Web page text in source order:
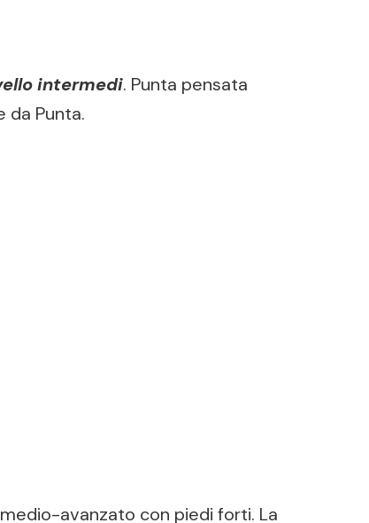
intermedi. Punta pensata
da Punta.
avanzato con piedi forti. La